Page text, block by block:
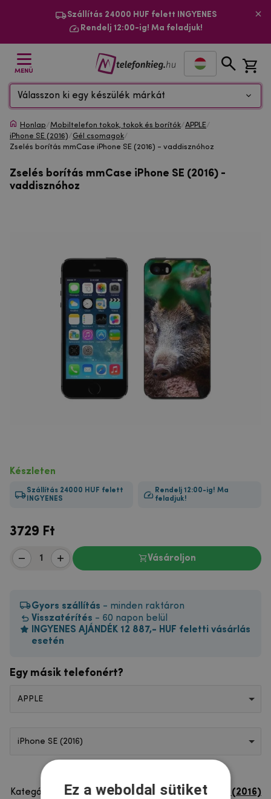
Szállítás 24000 HUF felett INGYENES
Rendelj 12:00-ig! Ma feladjuk!
MENÜ
Válasszon ki egy készülék márkát
Honlap/Mobiltelefon tokok, tokok és borítók/APPLE/
iPhone SE (2016)/Gél csomagok/
Zselés borítás mmCase iPhone SE (2016) - vaddisznóhoz
Zselés borítás mmCase iPhone SE (2016) -
vaddisznóhoz
Készleten
Szállítás 24000 HUF felett
INGYENES
Rendelj 12:00-ig! Ma
feladjuk!
3729 Ft
Vásároljon
Gyors szállítás - minden raktáron
Visszatérítés - 60 napon belül
INGYENES AJÁNDÉK 12 887,- HUF feletti vásárlás
esetén
Egy másik telefonért?
APPLE
iPhone SE (2016)
Kategória
iPhone SE (2016)
Ez a weboldal sütiket